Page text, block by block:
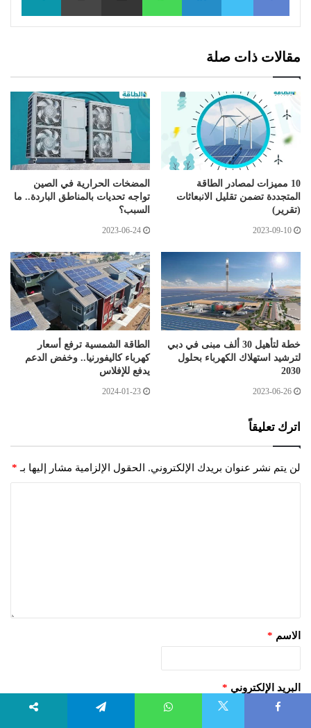
مقالات ذات صلة
10 مميزات لمصادر الطاقة
المتجددة تضمن تقليل الانبعاثات
(تقرير)
2023-09-10
المضخات الحرارية في الصين
تواجه تحديات بالمناطق الباردة.. ما
السبب؟
2023-06-24
خطة لتأهيل 30 ألف مبنى في دبي
لترشيد استهلاك الكهرباء بحلول
2030
2023-06-26
الطاقة الشمسية ترفع أسعار
كهرباء كاليفورنيا.. وخفض الدعم
يدفع للإفلاس
2024-01-23
اترك تعليقاً
لن يتم نشر عنوان بريدك الإلكتروني. الحقول الإلزامية مشار إليها بـ *
الاسم *
البريد الإلكتروني *